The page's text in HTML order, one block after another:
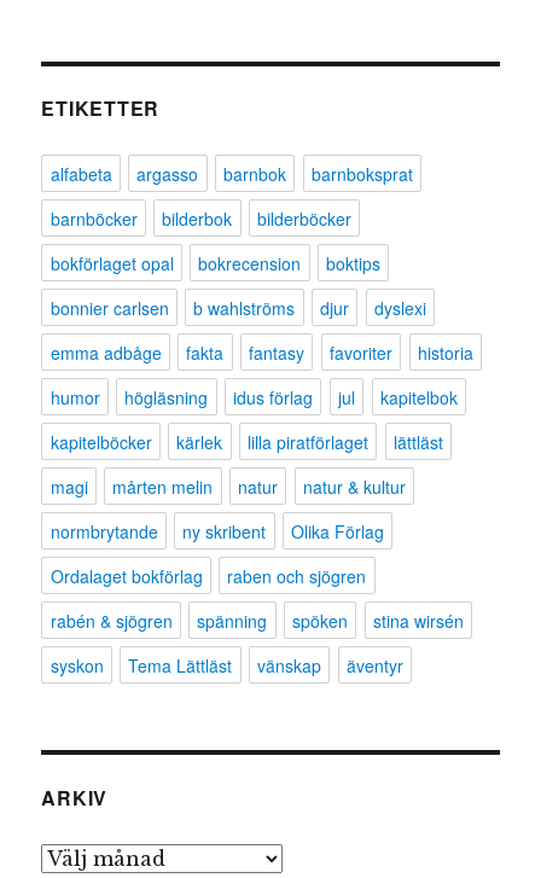
ETIKETTER
alfabeta argasso barnbok
barnboksprat
barnböcker
bilderbok
bilderböcker
bokförlaget opal
bokrecension
boktips
bonnier carlsen
b wahlströms djur
dyslexi
emma adbåge
fakta fantasy favoriter
historia
humor
högläsning idus förlag jul
kapitelbok
kapitelböcker
kärlek lilla piratförlaget
lättläst
magi
mårten melin natur
natur & kultur
normbrytande
ny skribent
Olika Förlag
Ordalaget bokförlag
raben och sjögren
rabén & sjögren
spänning spöken
stina wirsén
syskon
Tema Lättläst vänskap äventyr
ARKIV
Arkiv